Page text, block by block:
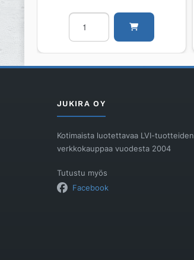
Viemäröintikaksoishaara
valur.
PAM
S
JUKIRA OY
Kotimaista luotettavaa LVI-tuotteiden
verkkokauppaa vuodesta 2004
Tutustu myös
Facebook